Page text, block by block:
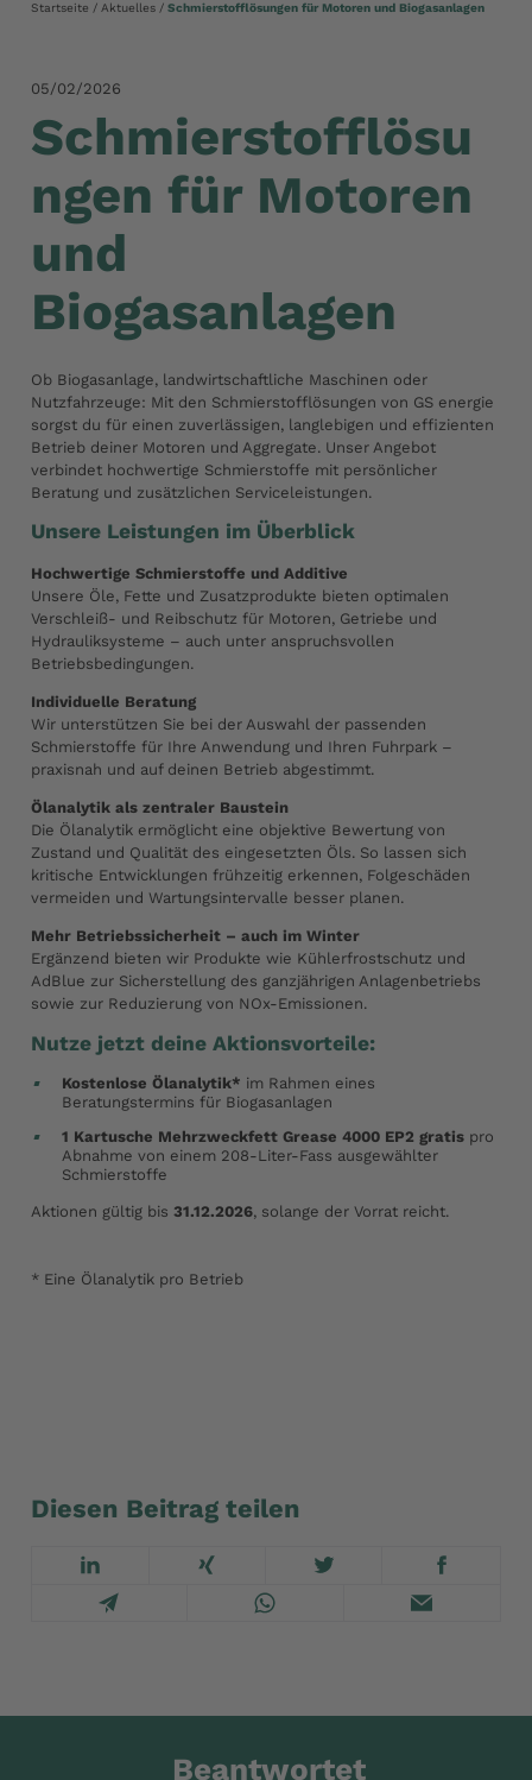
Startseite Aktuelles Schmierstofflösungen für Motoren und Biogasanlagen
05/02/2026
Schmierstofflösu
ngen für Motoren
und
Biogasanlagen
Ob Biogasanlage, landwirtschaftliche Maschinen oder
Nutzfahrzeuge: Mit den Schmierstofflösungen von GS energie
sorgst du für einen zuverlässigen, langlebigen und effizienten
Betrieb deiner Motoren und Aggregate. Unser Angebot
verbindet hochwertige Schmierstoffe mit persönlicher
Beratung und zusätzlichen Serviceleistungen.
Unsere Leistungen im Überblick
Hochwertige Schmierstoffe und Additive
Unsere Öle, Fette und Zusatzprodukte bieten optimalen
Verschleiß- und Reibschutz für Motoren, Getriebe und
Hydrauliksysteme – auch unter anspruchsvollen
Betriebsbedingungen.
Individuelle Beratung
Wir unterstützen Sie bei der Auswahl der passenden
Schmierstoffe für Ihre Anwendung und Ihren Fuhrpark –
praxisnah und auf deinen Betrieb abgestimmt.
Ölanalytik als zentraler Baustein
Die Ölanalytik ermöglicht eine objektive Bewertung von
Zustand und Qualität des eingesetzten Öls. So lassen sich
kritische Entwicklungen frühzeitig erkennen, Folgeschäden
vermeiden und Wartungsintervalle besser planen.
Mehr Betriebssicherheit – auch im Winter
Ergänzend bieten wir Produkte wie Kühlerfrostschutz und
AdBlue zur Sicherstellung des ganzjährigen Anlagenbetriebs
sowie zur Reduzierung von NOx-Emissionen.
Nutze jetzt deine Aktionsvorteile:
Kostenlose Ölanalytik* im Rahmen eines
Beratungstermins für Biogasanlagen
1 Kartusche Mehrzweckfett Grease 4000 EP2 gratis pro
Abnahme von einem 208-Liter-Fass ausgewählter
Schmierstoffe
Aktionen gültig bis31.12.2026, solange der Vorrat reicht.
* Eine Ölanalytik pro Betrieb
Diesen Beitrag teilen
Beantwortet